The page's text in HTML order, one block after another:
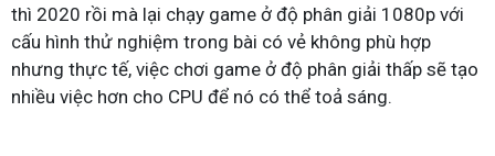
thì 2020 rồi mà lại chạy game ở độ phân giải 1080p với
cấu hình thử nghiệm trong bài có vẻ không phù hợp
nhưng thực tế, việc chơi game ở độ phân giải thấp sẽ tạo
nhiều việc hơn cho CPU để nó có thể toả sáng.